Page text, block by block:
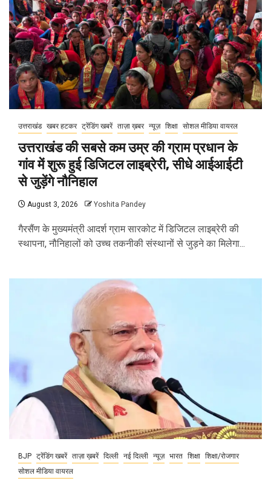
उत्तराखंड खबर हटकर ट्रेंडिंग खबरें ताज़ा ख़बर न्यूज़ शिक्षा सोशल मीडिया वायरल
उत्तराखंड की सबसे कम उम्र की ग्राम प्रधान के
गांव में शुरू हुई डिजिटल लाइब्रेरी, सीधे आईआईटी
से जुड़ेंगे नौनिहाल
August 3, 2026 Yoshita Pandey
गैरसैंण के मुख्यमंत्री आदर्श ग्राम सारकोट में डिजिटल लाइब्रेरी की
स्थापना, नौनिहालों को उच्च तकनीकी संस्थानों से जुड़ने का मिलेगा...
BJP ट्रेंडिंग खबरें ताज़ा ख़बरें दिल्ली नई दिल्ली न्यूज़ भारत शिक्षा शिक्षा/रोजगार
सोशल मीडिया वायरल